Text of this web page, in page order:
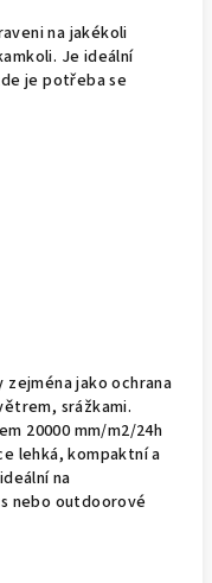
na jakékoli
Je ideální
je potřeba se
jako ochrana
srážkami.
20000 mm/m2/24h
lehká, kompaktní a
na
nebo outdoorové